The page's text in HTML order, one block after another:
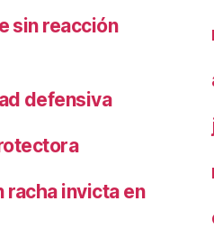
sin reacción
defensiva
racha invicta en